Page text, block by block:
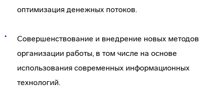
оптимизация денежных потоков.
Совершенствование и внедрение новых методов
организации работы, в том числе на основе
использования современных информационных
технологий.